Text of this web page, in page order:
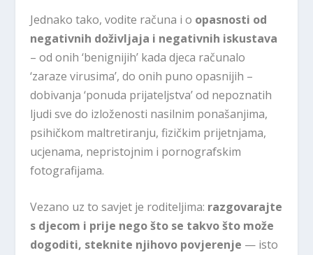
Jednako tako, vodite računa i o opasnosti od
negativnih doživljaja i negativnih iskustava
– od onih ‘benignijih’ kada djeca računalo
‘zaraze virusima’, do onih puno opasnijih –
dobivanja ‘ponuda prijateljstva’ od nepoznatih
ljudi sve do izloženosti nasilnim ponašanjima,
psihičkom maltretiranju, fizičkim prijetnjama,
ucjenama, nepristojnim i pornografskim
fotografijama.
Vezano uz to savjet je roditeljima: razgovarajte
s djecom i prije nego što se takvo što može
dogoditi, steknite njihovo povjerenje — isto